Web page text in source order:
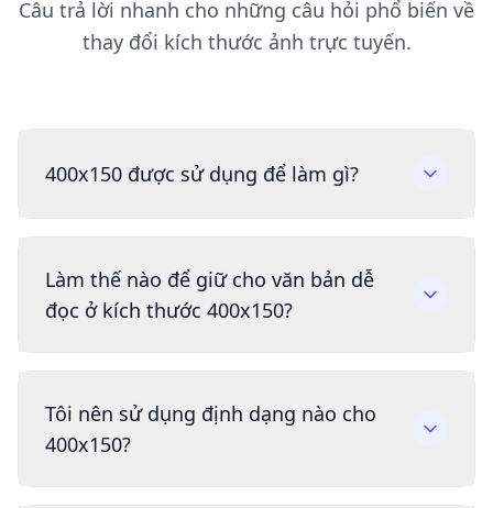
Câu trả lời nhanh cho những câu hỏi phổ biến về
thay đổi kích thước ảnh trực tuyến.
400x150 được sử dụng để làm gì?
Làm thế nào để giữ cho văn bản dễ
đọc ở kích thước 400x150?
Tôi nên sử dụng định dạng nào cho
400x150?